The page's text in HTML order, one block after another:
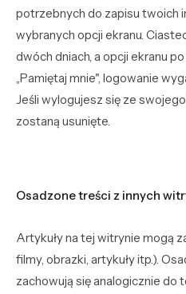
potrzebnych do zapisu twoich
wybranych opcji ekranu.
dwóch dniach, a opcji ekranu
„Pamiętaj mnie", logowanie
Jeśli wylogujesz się ze
zostaną usunięte.
Osadzone treści z innych
Artykuły na tej witrynie mogą
filmy, obrazki, artykuły itp.).
zachowują się analogicznie do